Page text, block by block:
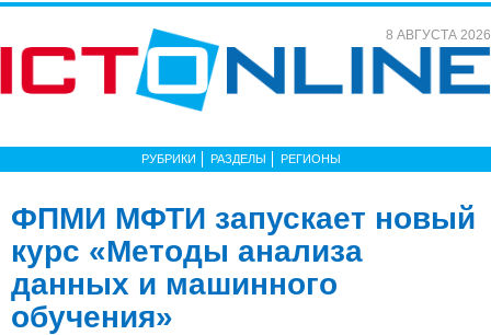
8 АВГУСТА 2026
РУБРИКИ РАЗДЕЛЫ РЕГИОНЫ
ФПМИ МФТИ запускает новый
курс «Методы анализа
данных и машинного
обучения»